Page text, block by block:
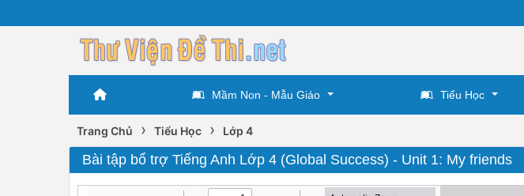
Mầm Non - Mẫu Giáo Tiểu Học
Trang Chủ › Tiểu Học › Lớp 4
Bài tập bổ trợ Tiếng Anh Lớp 4 (Global Success) - Unit 1: My friends